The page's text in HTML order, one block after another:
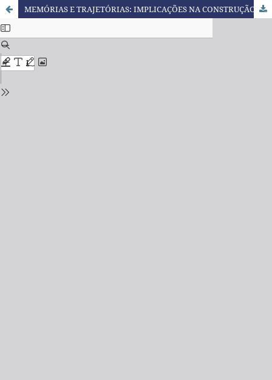
MEMÓRIAS E TRAJETÓRIAS: IMPLICAÇÕES NA CONSTRUÇÃO DA IDENTIDADE DO PROFISSIONAL DE LÍNGUAS